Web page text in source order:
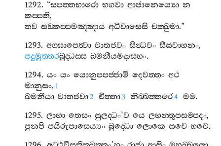
1292. “සපත‍්තභාරො භගවා ආජානෙය්‍යො න
කප‍්පති,
තව සඞ‍්කප‍්පමඤ‍්ඤාය අධිවාසෙසි චක‍්ඛුමා.”
1293.අග‍්ඝාපෙත්‍වා වාතජවං සින්‍ධවං සීඝවාහනං,
පදුමුත‍්තරබුද‍්ධස‍්ස ඛමනීයමදාසහං.
1294.යං යං යොනුපපජ‍්ජාමි දෙවත‍්තං අථ
මානුසං, 1
ඛමනීයා වාතජවා2 චිත‍්තා3 නිබ‍්බත‍්තරෙ4 මම.
1295.ලාභා තෙසං සුලද‍්ධං’ව යෙ ලභන‍්තුපසම‍්පදං,
පුනපි පයිරුපාසෙය්‍යං බුද‍්ධො ලොකෙ සචෙ භවෙ.